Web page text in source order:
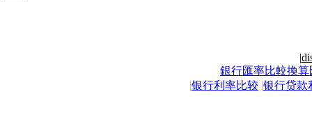
|
銀行匯率比較換算
|银行利率比较 |银行贷款